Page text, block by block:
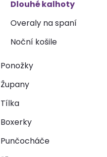
Dlouhé kalhoty
Overaly na spaní
Noční košile
Ponožky
Župany
Tílka
Boxerky
Punčocháče